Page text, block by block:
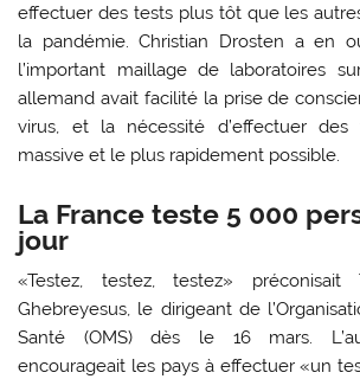
effectuer des tests plus tôt que les
la pandémie. Christian Drosten a en
l’important maillage de laboratoires
allemand avait facilité la prise de
virus, et la nécessité d’effectuer
massive et le plus rapidement possible.
La France teste 5 000
jour
«Testez, testez, testez» préconisait
Ghebreyesus, le dirigeant de
Santé (OMS) dès le 16 mars.
encourageait les pays à effectuer «un